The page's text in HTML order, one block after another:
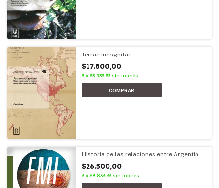
Terrae incognitae
$17.800,00
3 x $5.933,33 sin interés
Historia de las relaciones entre Argentina
$26.500,00
3 x $8.833,33 sin interés